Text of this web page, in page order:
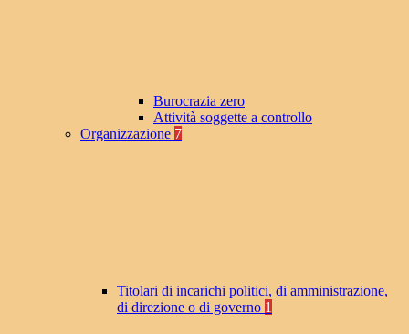
Burocrazia zero
Attività soggette a controllo
Organizzazione 7
Titolari di incarichi politici, di amministrazione,
di direzione o di governo 1